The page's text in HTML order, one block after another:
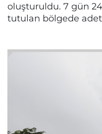
oluşturuldu. 7 gün
tutulan bölgede